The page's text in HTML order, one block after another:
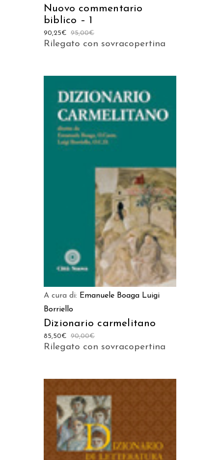
Nuovo commentario
biblico – 1
95,00€
90,25€
Rilegato con sovracopertina
AGGIUNGI AL CARRELLO
A cura di: Emanuele Boaga Luigi
Borriello
Dizionario carmelitano
90,00€
85,50€
Rilegato con sovracopertina